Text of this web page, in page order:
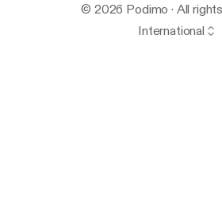
© 2026 Podimo · All
International